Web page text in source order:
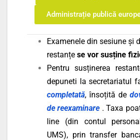
Administrație publică
Examenele din sesiune și
restanțe se vor susține
Pentru susținerea
depuneti la secretariatul
completată, însoțită de
de reexaminare . Taxa
line (din contul
UMS), prin transfer